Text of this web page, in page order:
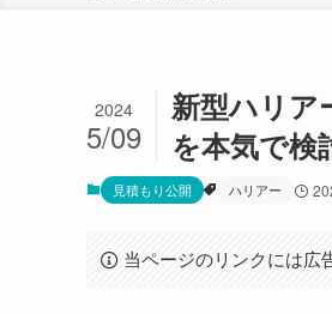
新型ハリア
を本気で検
2024
5/09
見積もり公開 ハリアー
当ページのリンクには広